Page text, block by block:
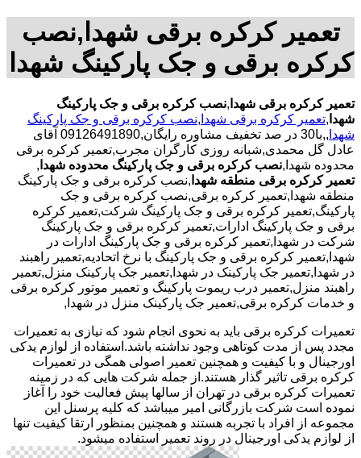
تعمیر کرکره برقی شهدا,نصب
کرکره برقی و جک پارکینگ شهدا
تعمیر کرکره برقی شهدا ,نصب کرکره برقی و جک پارکینگ
شهدا ,تعمیر کرکره برقی شهدا ,نصب کرکره برقی و جک پارکینگ
شهدا
,,با30 در صد تخفیف مشاوره رایگان,09126491890 آقای
عادل گل محمدی,شبانه روزی کارگران مجرب,تعمیر کرکره برقی
محدوده شهدا,نصب کرکره برقی و جک پارکینگ محدوده شهدا ,
تعمیر کرکره برقی منطقه شهدا ,نصب کرکره برقی و جک پارکینگ
منطقه شهدا,تعمیر کرکره برقی,نصب کرکره برقی و جک
پارکینگ,تعمیر کرکره برقی و جک پارکینگ شرکت,تعمیر کرکره
برقی و جک پارکینگ ادارات,تعمیر کرکره برقی و جک پارکینگ
شرکت در شهدا,تعمیر کرکره برقی و جک پارکینگ ادارات در
شهدا,تعمیر کرکره برقی و جک پارکینگ با نرخ اتحادیه,تعمیر راهبند
در شهدا,تعمیر جک پارکینک در شهدا,تعمیر جک پارکینک منزل,تعمیر
راهبند منزل,تعمیر درب ریموت پارکینگ و تعمیر موتور کرکره برقی
و خدمات کرکره برقی,تعمیر جک پارکینک منزل در شهدا,
تعمیرات کرکره برقی باید به نحوی انجام شود که نیازی به تعمیرات
مجدد پس از مدت کوتاهی وجود نداشته باشد.استفاده از لوازم یدکی
اورجینال و با کیفیت و همچنین تعمیر اصولی همگی در تعمیرات
کرکره برقی تاثیر گذار هستند.از جمله شرکت هایی که در زمینه
تعمیرات کرکره برقی در تهران از سالها پیش فعالیت خود را آغاز
نموده است شرکت بازرگانی امیر میباشد که کلیه پرسنل این
مجموعه از افراد با تجربه هستند و همچنین بمنظور ارتقا کیفیت تنها
از لوازم یدکی اورجینال در روند تعمیر استفاده میشود.